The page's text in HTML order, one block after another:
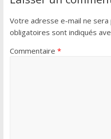
Votre adresse e-mail ne sera
obligatoires sont indiqués
Commentaire *